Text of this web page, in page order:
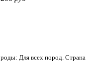
Для всех пород. Страна